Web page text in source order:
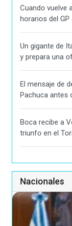
Cuando vuelve
horarios del
Un gigante de
y prepara una
El mensaje de
Pachuca antes
Boca recibe a
triunfo en el
Nacionales